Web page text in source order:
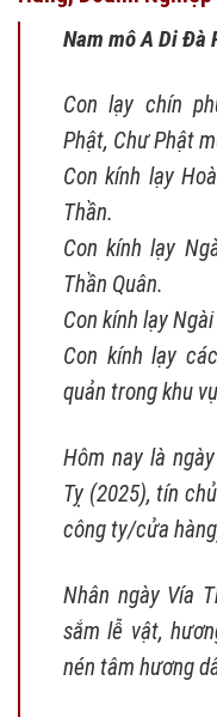
Nam mô A Di Đà
Con lạy chín
Phật, Chư Phật
Con kính lạy
Thần.
Con kính lạy
Thần Quân.
Con kính lạy
Con kính lạy
quản trong khu
Hôm nay là
Tỵ (2025), tín
công ty/cửa
Nhân ngày Vía
sắm lễ vật,
nén tâm hương